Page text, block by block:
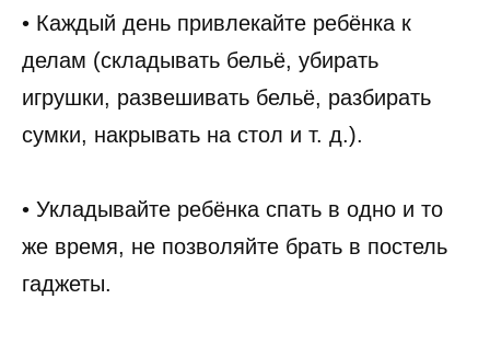
• Каждый день привлекайте ребёнка к
делам (складывать бельё, убирать
игрушки, развешивать бельё, разбирать
сумки, накрывать на стол и т. д.).
• Укладывайте ребёнка спать в одно и то
же время, не позволяйте брать в постель
гаджеты.